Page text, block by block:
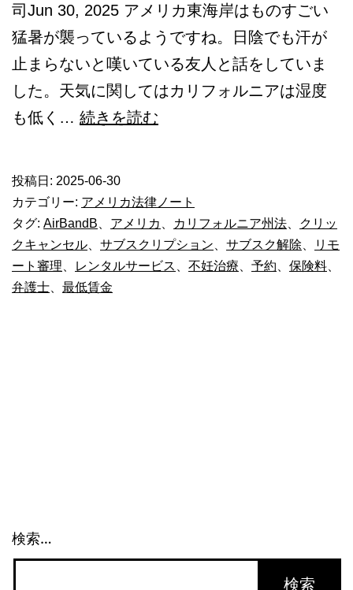
司Jun 30, 2025 アメリカ東海岸はものすごい
猛暑が襲っているようですね。日陰でも汗が
止まらないと嘆いている友人と話をしていま
した。天気に関してはカリフォルニアは湿度
も低く… 続きを読む
月
1
日
発
投稿日: 2025-06-30
カテゴリー: アメリカ法律ノート
タグ: AirBandB アメリカ カリフォルニア州法
クリッ
クキャンセル
サブスクリプション サブスク解除
リモ
ート審理
レンタルサービス 不妊治療 予約 保険料
弁護士
最低賃金
検索…